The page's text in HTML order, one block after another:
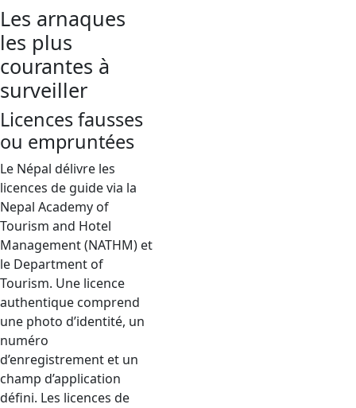
Les arnaques
les plus
courantes à
surveiller
Licences fausses
ou empruntées
Le Népal délivre les
licences de guide via la
Nepal Academy of
Tourism and Hotel
Management (NATHM) et
le Department of
Tourism. Une licence
authentique comprend
une photo d’identité, un
numéro
d’enregistrement et un
champ d’application
défini. Les licences de